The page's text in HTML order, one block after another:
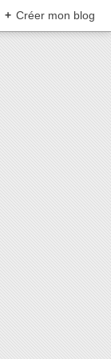
+ Créer mon blog